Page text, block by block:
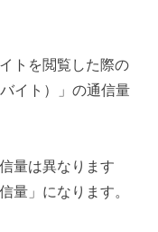
トを閲覧した際の
イト）」の通信量
量は異なります
量」になります。